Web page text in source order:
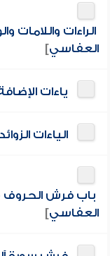
الراءات
العفاسي]
ياءات
الياءات الزوائد
باب فرش الحروف
العفاسي]